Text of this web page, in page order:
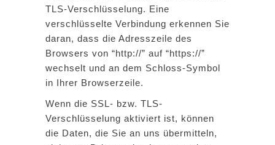
TLS-Verschlüsselung. Eine
verschlüsselte Verbindung erkennen Sie
daran, dass die Adresszeile des
Browsers von “http://” auf “https://”
wechselt und an dem Schloss-Symbol
in Ihrer Browserzeile.
Wenn die SSL- bzw. TLS-
Verschlüsselung aktiviert ist, können
die Daten, die Sie an uns übermitteln,